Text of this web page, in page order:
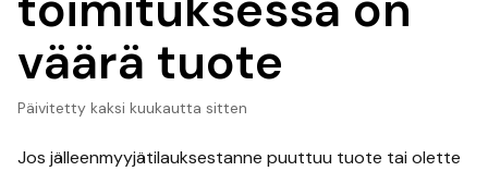
väärä tuote
Päivitetty kaksi kuukautta sitten
Jos jälleenmyyjätilauksestanne puuttuu tuote tai olette